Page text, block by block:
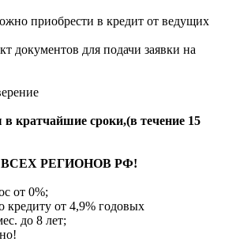
приобрести в кредит от ведущих
документов для подачи заявки на
в кратчайшие сроки,(в течение 15
РЕГИОНОВ РФ!
от 0%;
кредиту от 4,9% годовых
до 8 лет;